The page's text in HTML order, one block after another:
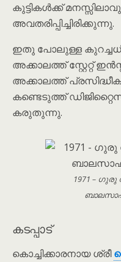
കുട്ടികൾക്ക്
അവതരിപ്പിച്ചിരിക്കുന്നു.
ഇതു പോലുള്ള
അക്കാലത്ത് സ്റ്റേറ്റ്
അക്കാലത്ത്
കണ്ടെടുത്ത്
കരുതുന്നു.
1971 – ഗുരു
കടപ്പാട്
കൊച്ചിക്കാരനായ ശ്രീ